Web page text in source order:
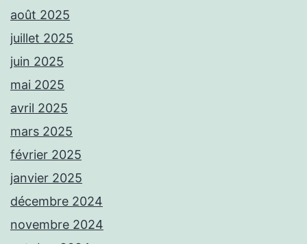
août 2025
juillet 2025
juin 2025
mai 2025
avril 2025
mars 2025
février 2025
janvier 2025
décembre 2024
novembre 2024